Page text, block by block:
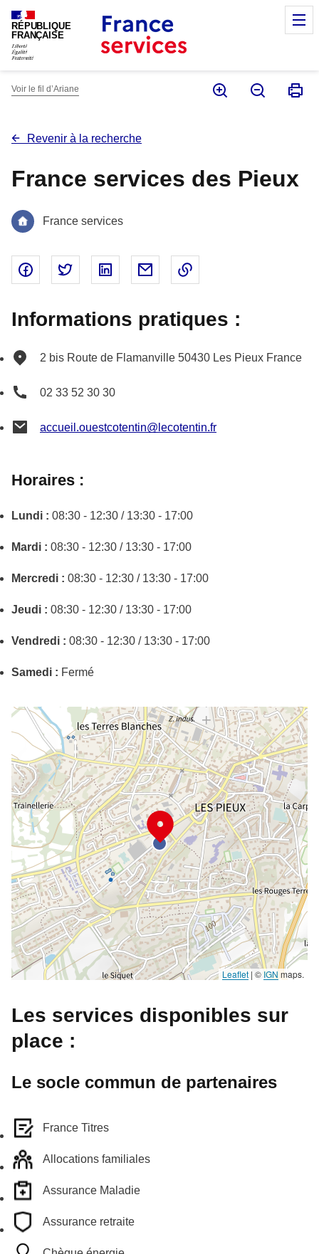
RÉPUBLIQUE
FRANÇAISE
Voir le fil d’Ariane
Revenir à la recherche
France services des Pieux
France services
Partager sur Facebook - nouvelle fenêtre
Partager sur Twitter - nouvelle fenêtre
Partager sur Linked In - nouvelle
Partager par email - nouvelle
Informations pratiques :
2 bis Route de Flamanville 50430 Les Pieux France
02 33 52 30 30
accueil.ouestcotentin@lecotentin.fr
Horaires :
Lundi : 08:30 - 12:30 / 13:30 - 17:00
Mardi : 08:30 - 12:30 / 13:30 - 17:00
Mercredi : 08:30 - 12:30 / 13:30 - 17:00
Jeudi : 08:30 - 12:30 / 13:30 - 17:00
Vendredi : 08:30 - 12:30 / 13:30 - 17:00
Samedi : Fermé
Leaflet | © IGN maps.
Les services disponibles sur
place :
Le socle commun de partenaires
France Titres
Allocations familiales
Assurance Maladie
Assurance retraite